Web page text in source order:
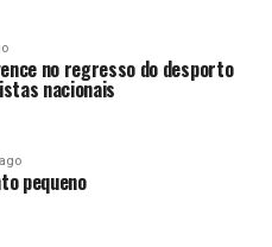
no regresso do desporto
nacionais
pequeno